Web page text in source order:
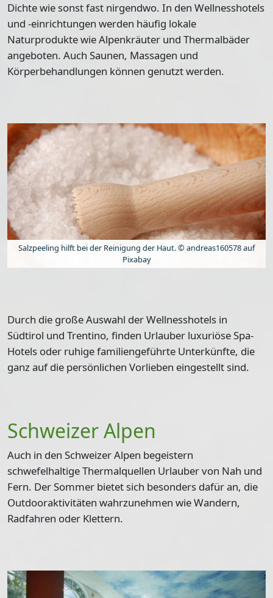
Dichte wie sonst fast nirgendwo. In den Wellnesshotels
und -einrichtungen werden häufig lokale
Naturprodukte wie Alpenkräuter und Thermalbäder
angeboten. Auch Saunen, Massagen und
Körperbehandlungen können genutzt werden.
Salzpeeling hilft bei der Reinigung der Haut. © andreas160578 auf
Pixabay
Durch die große Auswahl der Wellnesshotels in
Südtirol und Trentino, finden Urlauber luxuriöse Spa-
Hotels oder ruhige familiengeführte Unterkünfte, die
ganz auf die persönlichen Vorlieben eingestellt sind.
Schweizer Alpen
Auch in den Schweizer Alpen begeistern
schwefelhaltige Thermalquellen Urlauber von Nah und
Fern. Der Sommer bietet sich besonders dafür an, die
Outdooraktivitäten wahrzunehmen wie Wandern,
Radfahren oder Klettern.